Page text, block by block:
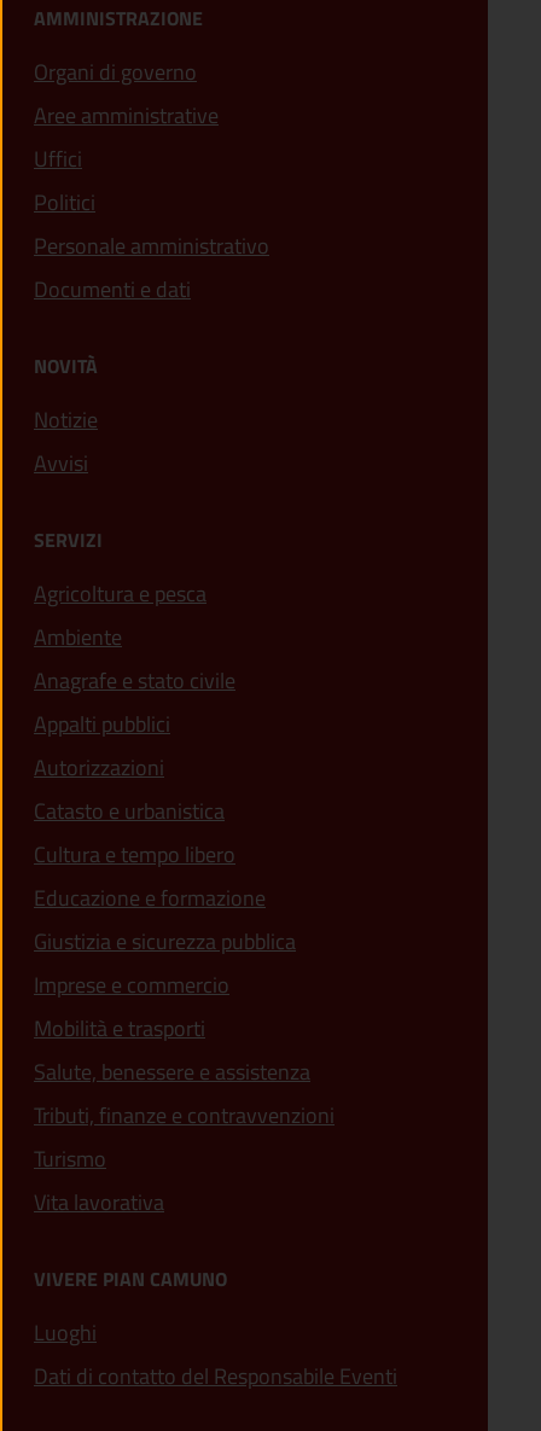
AMMINISTRAZIONE
Organi di governo
Aree amministrative
Uffici
Politici
Personale amministrativo
Documenti e dati
NOVITÀ
Notizie
Avvisi
SERVIZI
Agricoltura e pesca
Ambiente
Anagrafe e stato civile
Appalti pubblici
Autorizzazioni
Catasto e urbanistica
Cultura e tempo libero
Educazione e formazione
Giustizia e sicurezza pubblica
Imprese e commercio
Mobilità e trasporti
Salute, benessere e assistenza
Tributi, finanze e contravvenzioni
Turismo
Vita lavorativa
VIVERE PIAN CAMUNO
Luoghi
Dati di contatto del Responsabile Eventi